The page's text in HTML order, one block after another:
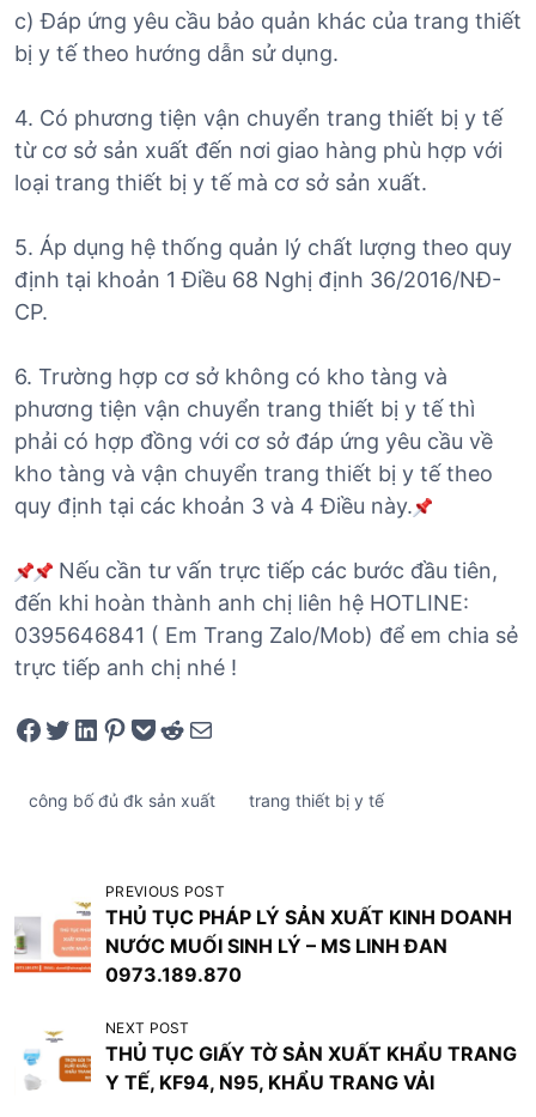
c) Đáp ứng yêu cầu bảo quản khác của trang thiết
bị y tế theo hướng dẫn sử dụng.
4. Có phương tiện vận chuyển trang thiết bị y tế
từ cơ sở sản xuất đến nơi giao hàng phù hợp với
loại trang thiết bị y tế mà cơ sở sản xuất.
5. Áp dụng hệ thống quản lý chất lượng theo quy
định tại khoản 1 Điều 68 Nghị định 36/2016/NĐ-
CP.
6. Trường hợp cơ sở không có kho tàng và
phương tiện vận chuyển trang thiết bị y tế thì
phải có hợp đồng với cơ sở đáp ứng yêu cầu về
kho tàng và vận chuyển trang thiết bị y tế theo
quy định tại các khoản 3 và 4 Điều này.
Nếu cần tư vấn trực tiếp các bước đầu tiên,
đến khi hoàn thành anh chị liên hệ HOTLINE:
0395646841 ( Em Trang Zalo/Mob) để em chia sẻ
trực tiếp anh chị nhé !
Share on Facebook Tweet on Twitter Share on LinkedIn Pin on Pinterest Save to pocket Share on Reddit Share via Email
công bố đủ đk sản xuất trang thiết bị y tế
i
ề
h
ư
PREVIOUS POST
THỦ TỤC PHÁP LÝ SẢN XUẤT KINH DOANH
NƯỚC MUỐI SINH LÝ – MS LINH ĐAN
0973.189.870
NEXT POST
THỦ TỤC GIẤY TỜ SẢN XUẤT KHẨU TRANG
Y TẾ, KF94, N95, KHẨU TRANG VẢI